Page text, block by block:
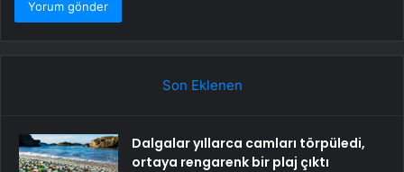
Son Eklenen
Dalgalar yıllarca camları törpüledi,
ortaya rengarenk bir plaj çıktı